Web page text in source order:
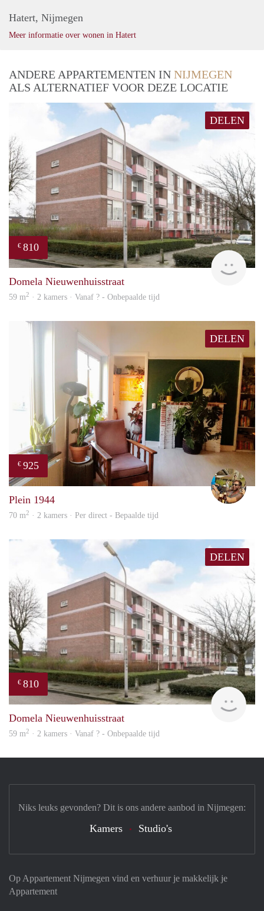
Hatert, Nijmegen
Meer informatie over wonen in Hatert
ANDERE APPARTEMENTEN IN NIJMEGEN
ALS ALTERNATIEF VOOR DEZE LOCATIE
DELEN
€ 810
Domela Nieuwenhuisstraat
59 m2 · 2 kamers · Vanaf ? - Onbepaalde tijd
DELEN
€ 925
Plein 1944
70 m2 · 2 kamers · Per direct - Bepaalde tijd
DELEN
€ 810
Domela Nieuwenhuisstraat
59 m2 · 2 kamers · Vanaf ? - Onbepaalde tijd
Op Appartement Nijmegen vind en verhuur je makkelijk je
Appartement
Niks leuks gevonden? Dit is ons andere aanbod in Nijmegen:
Kamers Studio's